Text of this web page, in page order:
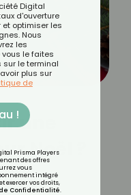
une
Noël ?
Digital
d'ouverture
et optimiser les
Nous
les
le faites
le terminal
plus sur
de
!
Prisma Players
des offres
vous
intégré
exercer vos droits,
Confidentialité.